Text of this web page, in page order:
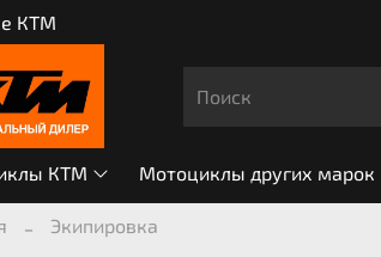
КТМ
КТМ Мотоциклы других марок
Экипировка